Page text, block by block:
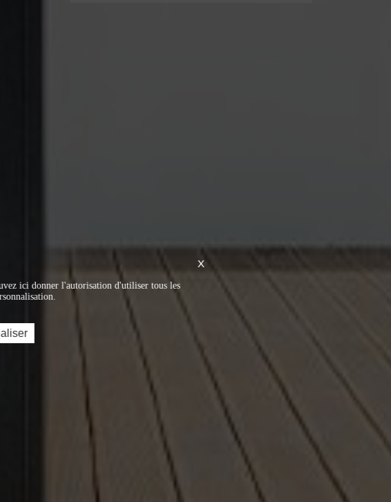
X
ici donner l'autorisation d'utiliser tous les